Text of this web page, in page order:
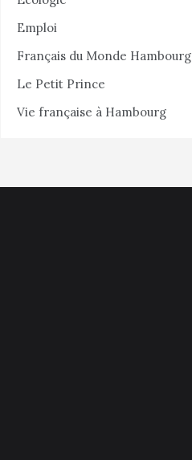
Emploi
Français du Monde Hambourg
Le Petit Prince
Vie française à Hambourg